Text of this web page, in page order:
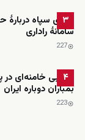
۳
ادعای سپاه
سامانهٔ راداری
227
۴
مجتبی خامنه‌ای
بمباران دوباره ایران
223